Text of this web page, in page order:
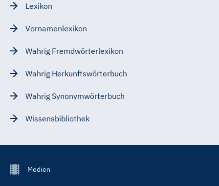
Lexikon
Vornamenlexikon
Wahrig Fremdwörterlexikon
Wahrig Herkunftswörterbuch
Wahrig Synonymwörterbuch
Wissensbibliothek
FooterMedien